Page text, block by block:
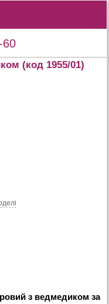
60
(код 1955/01)
з ведмедиком за